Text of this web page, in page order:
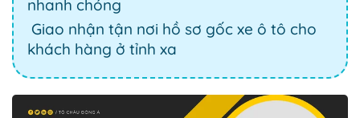
nhanh chóng
Giao nhận tận nơi hồ sơ gốc xe ô tô cho
khách hàng ở tỉnh xa